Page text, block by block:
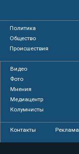
Политика
Общество
Происшествия
Видео
Фото
Мнения
Медиацентр
Колумнисты
Контакты Реклама